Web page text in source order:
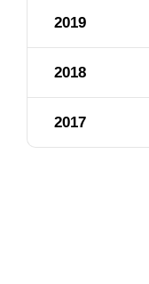
2019
2018
2017